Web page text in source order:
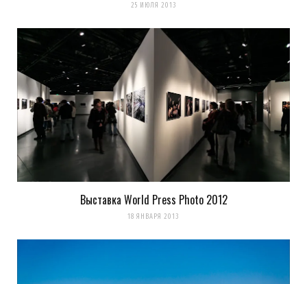
25 ИЮЛЯ 2013
Выставка World Press Photo 2012
18 ЯНВАРЯ 2013